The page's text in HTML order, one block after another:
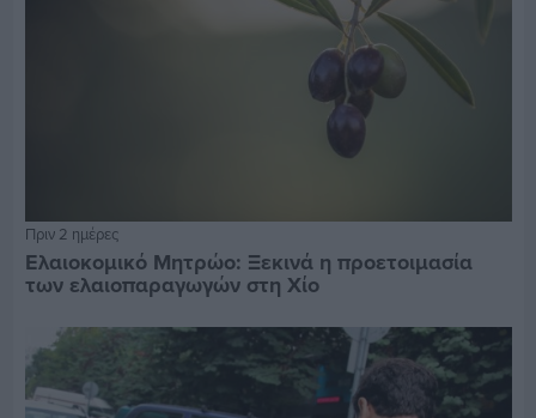
Πριν 2 ημέρες
Ελαιοκομικό Μητρώο: Ξεκινά η προετοιμασία
των ελαιοπαραγωγών στη Χίο